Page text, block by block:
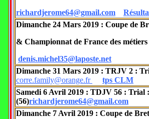
richardjerome64@gmail.com
Dimanche 24 Mars 2019 : Coupe de
& Championnat de France des
denis.michel35@laposte.net
Dimanche 31 Mars 2019 : TRJV 2 :
corre.family@orange.fr
tps CLM
Samedi 6 Avril 2019 : TDJV 56 : Trial
(56)richardjerome64@gmail.com
Dimanche 7 Avril 2019 : Coupe de